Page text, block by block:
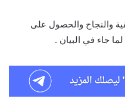
والنجاح والحصول على
جاء في البيان .